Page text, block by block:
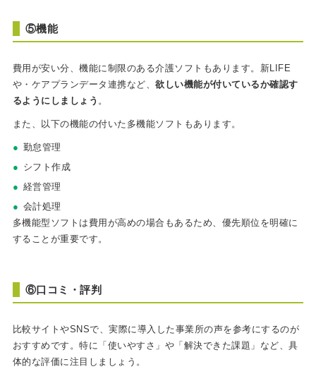
⑤機能
費用が安い分、機能に制限のある介護ソフトもあります。新LIFE
や・ケアプランデータ連携など、欲しい機能が付いているか確認す
るようにしましょう 。
また、以下の機能の付いた多機能ソフトもあります。
勤怠管理
シフト作成
経営管理
会計処理
多機能型ソフトは費用が高めの場合もあるため、優先順位を明確に
することが重要です。
⑥口コミ・評判
比較サイトやSNSで、実際に導入した事業所の声を参考にするのが
おすすめです。特に「使いやすさ」や「解決できた課題」など、具
体的な評価に注目しましょう。